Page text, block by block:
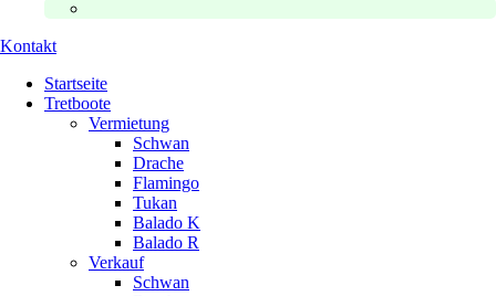
Kontakt
Startseite
Tretboote
Vermietung
Schwan
Drache
Flamingo
Tukan
Balado K
Balado R
Verkauf
Schwan